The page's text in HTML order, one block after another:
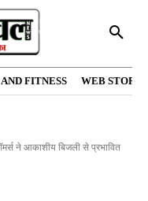
FITNESS WEB
ने आकाशीय बिजली से प्रभावित